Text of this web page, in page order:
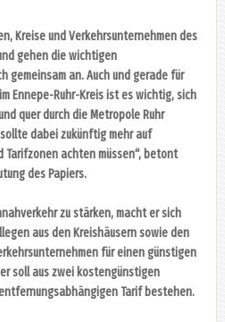
Kreise und Verkehrsunternehmen des
gehen die wichtigen
gemeinsam an. Auch und gerade für
Ennepe-Ruhr-Kreis ist es wichtig, sich
quer durch die Metropole Ruhr
dabei zukünftig mehr auf
Tarifzonen achten müssen“, betont
des Papiers.
zu stärken, macht er sich
aus den Kreishäusern sowie den
für einen günstigen
soll aus zwei kostengünstigen
Tarif bestehen.